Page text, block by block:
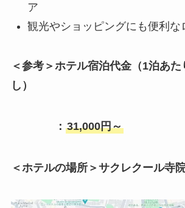
ア
観光やショッピングにも便利な
＜参考＞ホテル宿泊代金（1泊あ
し）
： 31,000円～
＜ホテルの場所＞サクレクール寺